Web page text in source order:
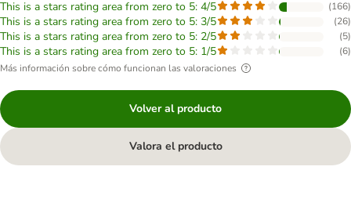
This is a stars rating area from zero to 5: 4/5 (166)
This is a stars rating area from zero to 5: 3/5 (26)
This is a stars rating area from zero to 5: 2/5 (5)
This is a stars rating area from zero to 5: 1/5 (6)
Más información sobre cómo funcionan las valoraciones
Volver al producto
Valora el producto